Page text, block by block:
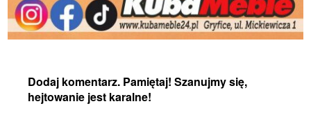
Dodaj komentarz. Pamiętaj! Szanujmy się,
hejtowanie jest karalne!